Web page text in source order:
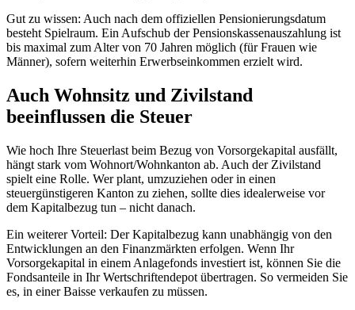
Gut zu wissen: Auch nach dem offiziellen Pensionierungsdatum
besteht Spielraum. Ein Aufschub der Pensionskassenauszahlung ist
bis maximal zum Alter von 70 Jahren möglich (für Frauen wie
Männer), sofern weiterhin Erwerbseinkommen erzielt wird.
Auch Wohnsitz und Zivilstand
beeinflussen die Steuer
Wie hoch Ihre Steuerlast beim Bezug von Vorsorgekapital ausfällt,
hängt stark vom Wohnort/Wohnkanton ab. Auch der Zivilstand
spielt eine Rolle. Wer plant, umzuziehen oder in einen
steuergünstigeren Kanton zu ziehen, sollte dies idealerweise vor
dem Kapitalbezug tun – nicht danach.
Ein weiterer Vorteil: Der Kapitalbezug kann unabhängig von den
Entwicklungen an den Finanzmärkten erfolgen. Wenn Ihr
Vorsorgekapital in einem Anlagefonds investiert ist, können Sie die
Fondsanteile in Ihr Wertschriftendepot übertragen. So vermeiden Sie
es, in einer Baisse verkaufen zu müssen.